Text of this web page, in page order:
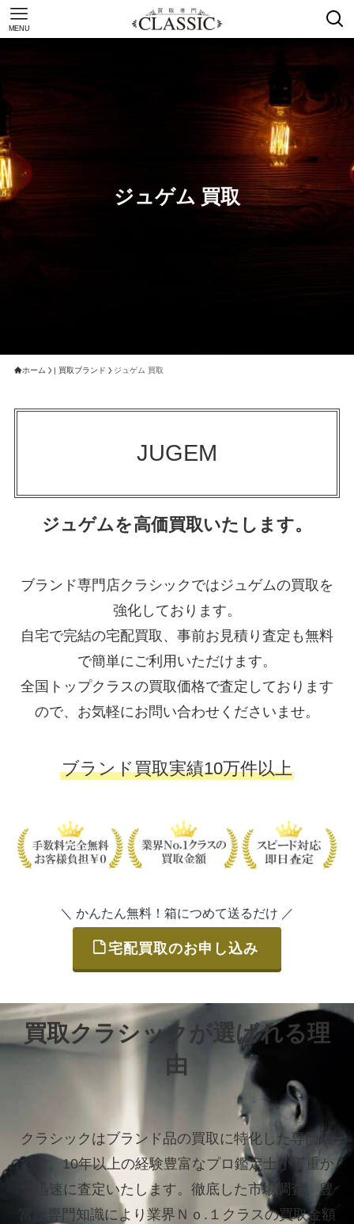
MENU
ジュゲム 買取
ホーム | 買取ブランド ジュゲム 買取
JUGEM
ジュゲムを高価買取いたします。
ブランド専門店クラシックではジュゲムの買取を
強化しております。
自宅で完結の宅配買取、事前お見積り査定も無料
で簡単にご利用いただけます。
全国トップクラスの買取価格で査定しております
ので、お気軽にお問い合わせくださいませ。
ブランド買取実績10万件以上
＼ かんたん無料！箱につめて送るだけ ／
宅配買取のお申し込み
買取クラシックが選ばれる理
由
クラシックはブランド品の買取に特化した専門店
です。10年以上の経験豊富なプロ鑑定士が丁重か
つ迅速に査定いたします。 徹底した市場調査、豊
富な専門知識により業界Ｎｏ.１クラスの買取金額